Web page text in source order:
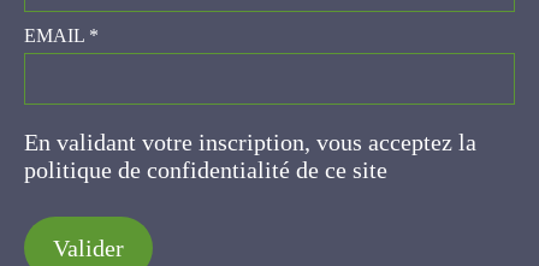
EMAIL*
En validant votre inscription, vous acceptez la
politique de confidentialité de ce site
Valider